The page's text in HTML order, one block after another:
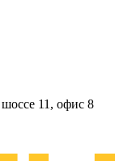
11, офис 8